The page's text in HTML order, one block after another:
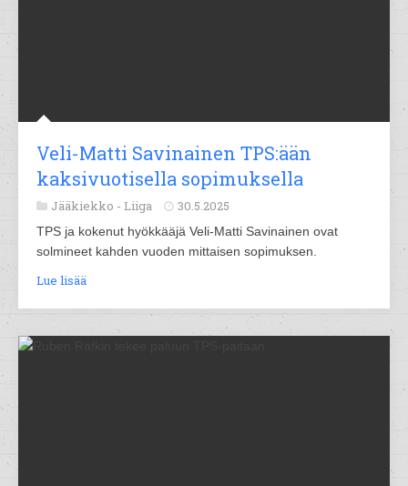
Veli-Matti Savinainen TPS:ään
kaksivuotisella sopimuksella
Jääkiekko - Liiga 30.5.2025
TPS ja kokenut hyökkääjä Veli-Matti Savinainen ovat
solmineet kahden vuoden mittaisen sopimuksen.
Lue lisää